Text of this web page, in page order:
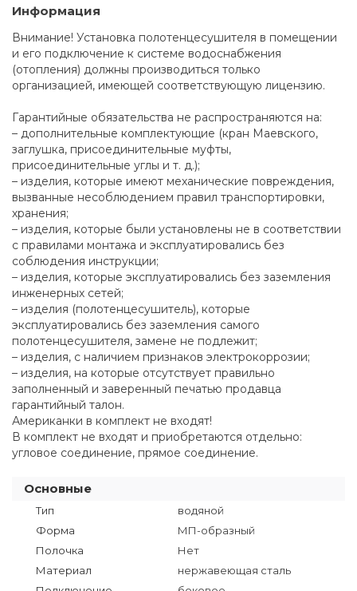
Информация
Внимание! Установка полотенцесушителя в помещении
и его подключение к системе водоснабжения
(отопления) должны производиться только
организацией, имеющей соответствующую лицензию.
Гарантийные обязательства не распространяются на:
– дополнительные комплектующие (кран Маевского,
заглушка, присоединительные муфты,
присоединительные углы и т. д.);
– изделия, которые имеют механические повреждения,
вызванные несоблюдением правил транспортировки,
хранения;
– изделия, которые были установлены не в соответствии
с правилами монтажа и эксплуатировались без
соблюдения инструкции;
– изделия, которые эксплуатировались без заземления
инженерных сетей;
– изделия (полотенцесушитель), которые
эксплуатировались без заземления самого
полотенцесушителя, замене не подлежит;
– изделия, с наличием признаков электрокоррозии;
– изделия, на которые отсутствует правильно
заполненный и заверенный печатью продавца
гарантийный талон.
Американки в комплект не входят!
В комплект не входят и приобретаются отдельно:
угловое соединение, прямое соединение.
Основные
Тип
водяной
Форма
МП-образный
Полочка
Нет
Материал
нержавеющая сталь